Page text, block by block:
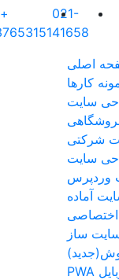
+98-
9937653151
کاتالوگ